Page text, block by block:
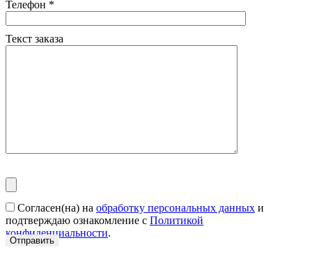
Телефон *
Текст заказа
Согласен(на) на обработку персональных данных и
подтверждаю ознакомление с Политикой
конфиденциальности.